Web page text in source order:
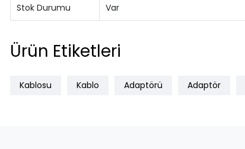
Stok Durumu Var
Ürün Etiketleri
Kablosu Kablo Adaptörü Adaptör